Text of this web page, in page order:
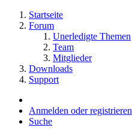
Startseite
Forum
Unerledigte Themen
Team
Mitglieder
Downloads
Support
Anmelden oder registrieren
Suche